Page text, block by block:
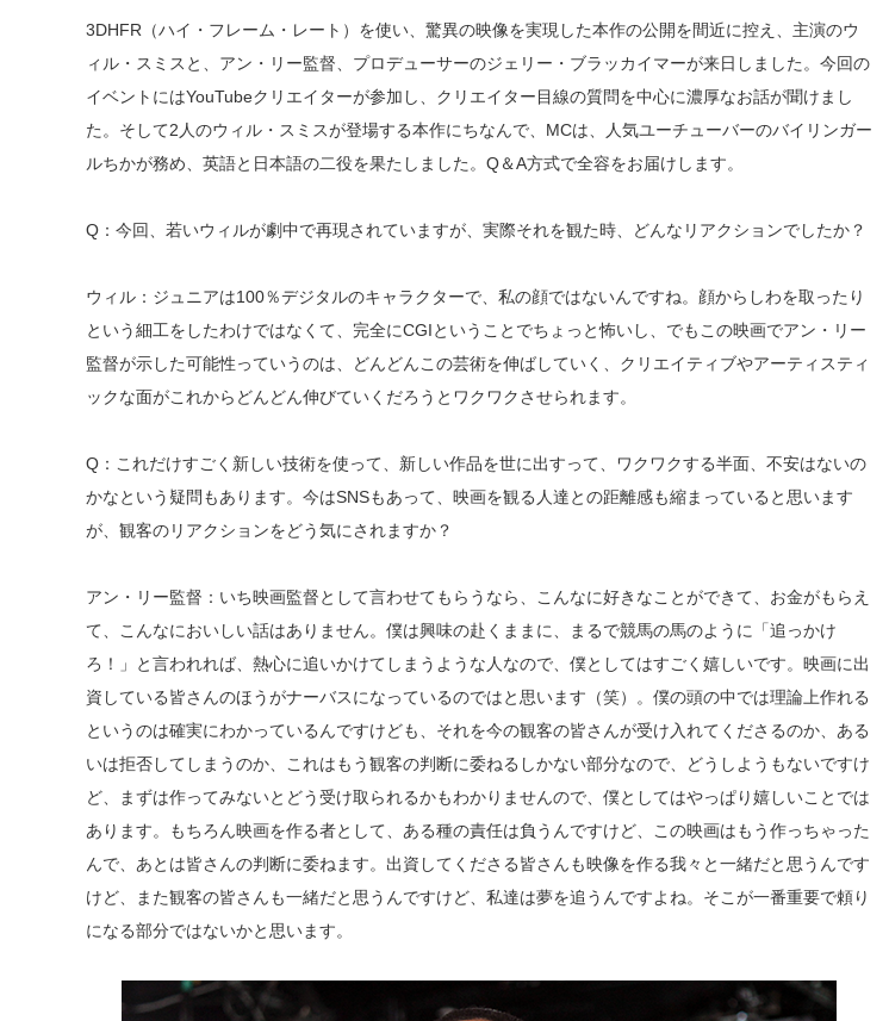
3DHFR（ハイ・フレーム・レート）を使い、驚異の映像を実現した本作の公開を間近に控え、主演のウ
ィル・スミスと、アン・リー監督、プロデューサーのジェリー・ブラッカイマーが来日しました。今回の
イベントにはYouTubeクリエイターが参加し、クリエイター目線の質問を中心に濃厚なお話が聞けまし
た。そして2人のウィル・スミスが登場する本作にちなんで、MCは、人気ユーチューバーのバイリンガー
ルちかが務め、英語と日本語の二役を果たしました。Q＆A方式で全容をお届けします。
Q：今回、若いウィルが劇中で再現されていますが、実際それを観た時、どんなリアクションでしたか？
ウィル：ジュニアは100％デジタルのキャラクターで、私の顔ではないんですね。顔からしわを取ったり
という細工をしたわけではなくて、完全にCGIということでちょっと怖いし、でもこの映画でアン・リー
監督が示した可能性っていうのは、どんどんこの芸術を伸ばしていく、クリエイティブやアーティスティ
ックな面がこれからどんどん伸びていくだろうとワクワクさせられます。
Q：これだけすごく新しい技術を使って、新しい作品を世に出すって、ワクワクする半面、不安はないの
かなという疑問もあります。今はSNSもあって、映画を観る人達との距離感も縮まっていると思います
が、観客のリアクションをどう気にされますか？
アン・リー監督：いち映画監督として言わせてもらうなら、こんなに好きなことができて、お金がもらえ
て、こんなにおいしい話はありません。僕は興味の赴くままに、まるで競馬の馬のように「追っかけ
ろ！」と言われれば、熱心に追いかけてしまうような人なので、僕としてはすごく嬉しいです。映画に出
資している皆さんのほうがナーバスになっているのではと思います（笑）。僕の頭の中では理論上作れる
というのは確実にわかっているんですけども、それを今の観客の皆さんが受け入れてくださるのか、ある
いは拒否してしまうのか、これはもう観客の判断に委ねるしかない部分なので、どうしようもないですけ
ど、まずは作ってみないとどう受け取られるかもわかりませんので、僕としてはやっぱり嬉しいことでは
あります。もちろん映画を作る者として、ある種の責任は負うんですけど、この映画はもう作っちゃった
んで、あとは皆さんの判断に委ねます。出資してくださる皆さんも映像を作る我々と一緒だと思うんです
けど、また観客の皆さんも一緒だと思うんですけど、私達は夢を追うんですよね。そこが一番重要で頼り
になる部分ではないかと思います。